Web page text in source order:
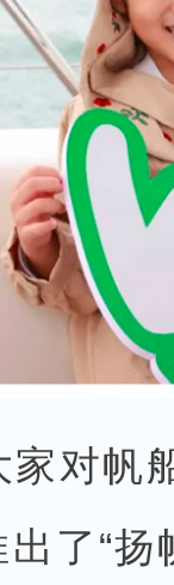
家对帆
了“